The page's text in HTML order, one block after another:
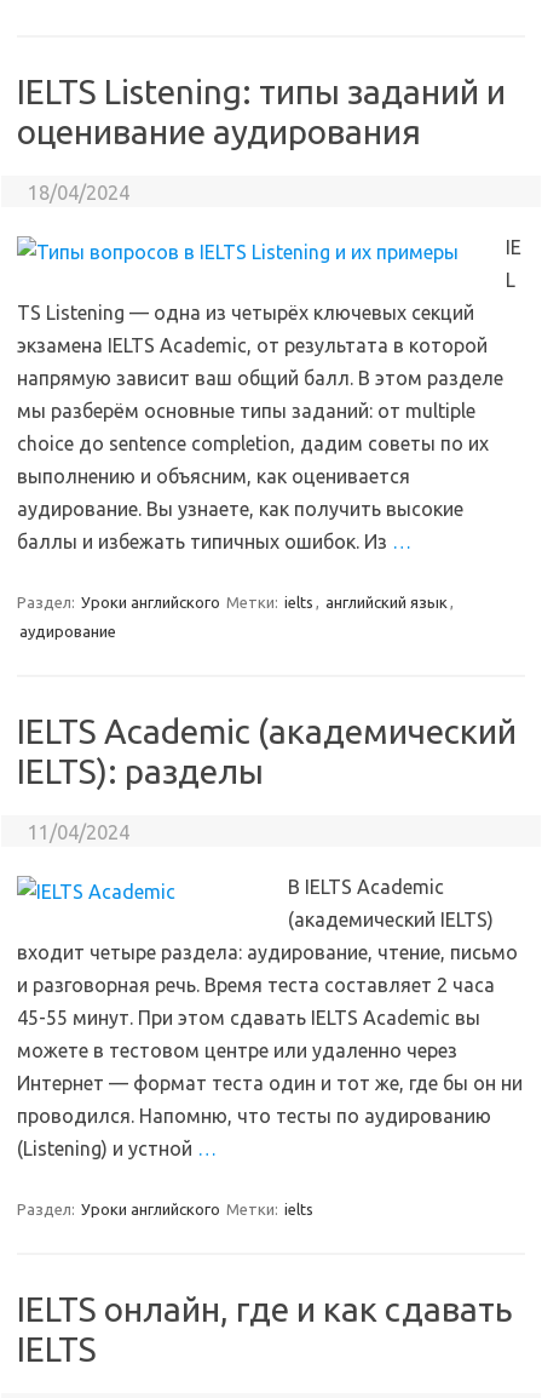
IELTS Listening: типы заданий и
оценивание аудирования
18/04/2024
IE
L
TS Listening — одна из четырёх ключевых секций
экзамена IELTS Academic, от результата в которой
напрямую зависит ваш общий балл. В этом разделе
мы разберём основные типы заданий: от multiple
choice до sentence completion, дадим советы по их
выполнению и объясним, как оценивается
аудирование. Вы узнаете, как получить высокие
баллы и избежать типичных ошибок. Из …
Раздел: Уроки английского Метки: ielts , английский язык ,
аудирование
IELTS Academic (академический
IELTS): разделы
11/04/2024
В IELTS Academic
(академический IELTS)
входит четыре раздела: аудирование, чтение, письмо
и разговорная речь. Время теста составляет 2 часа
45-55 минут. При этом сдавать IELTS Academic вы
можете в тестовом центре или удаленно через
Интернет — формат теста один и тот же, где бы он ни
проводился. Напомню, что тесты по аудированию
(Listening) и устной …
Раздел: Уроки английского Метки: ielts
IELTS онлайн, где и как сдавать
IELTS